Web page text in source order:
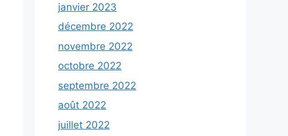
janvier 2023
décembre 2022
novembre 2022
octobre 2022
septembre 2022
août 2022
juillet 2022